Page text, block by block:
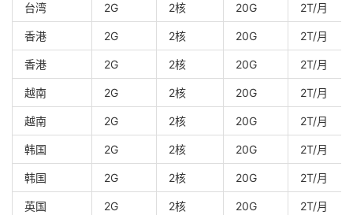
台湾 2G 2核 20G 2T/月
香港 2G 2核 20G 2T/月
香港 2G 2核 20G 2T/月
越南 2G 2核 20G 2T/月
越南 2G 2核 20G 2T/月
韩国 2G 2核 20G 2T/月
韩国 2G 2核 20G 2T/月
英国 2G 2核 20G 2T/月